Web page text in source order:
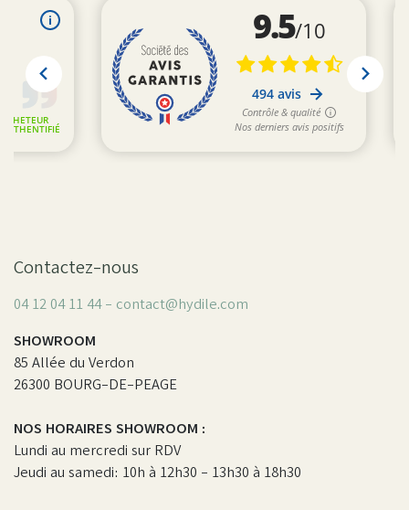
Contactez-nous
04 12 04 11 44 - contact@hydile.com
SHOWROOM
85 Allée du Verdon
26300 BOURG-DE-PEAGE
NOS HORAIRES SHOWROOM :
Lundi au mercredi sur RDV
Jeudi au samedi: 10h à 12h30 - 13h30 à 18h30